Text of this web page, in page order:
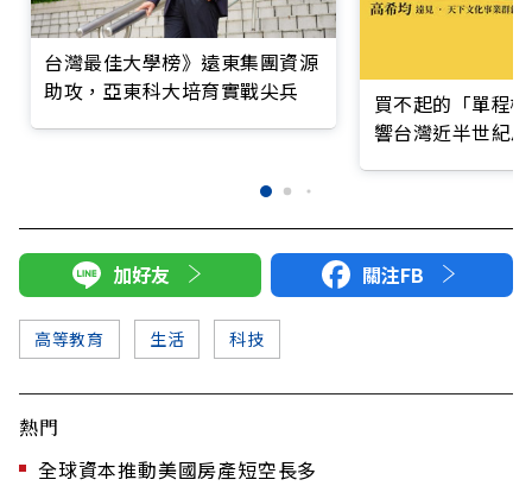
台灣最佳大學榜》遠東集團資源
助攻，亞東科大培育實戰尖兵
買不起的「單程
響台灣近半世紀
加好友 關注FB
高等教育 生活 科技
熱門
全球資本推動美國房產短空長多